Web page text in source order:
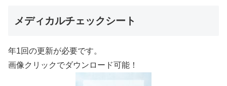
メディカルチェックシート
年1回の更新が必要です。
画像クリックでダウンロード可能！